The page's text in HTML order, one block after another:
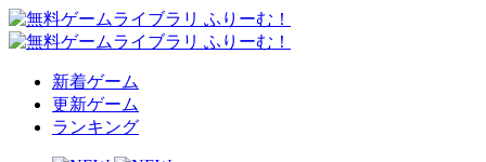
新着ゲーム
更新ゲーム
ランキング